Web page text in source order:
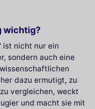
wichtig?
ist nicht nur ein
sondern auch eine
dazu ermutigt, zu
vergleichen, weckt
und macht sie mit